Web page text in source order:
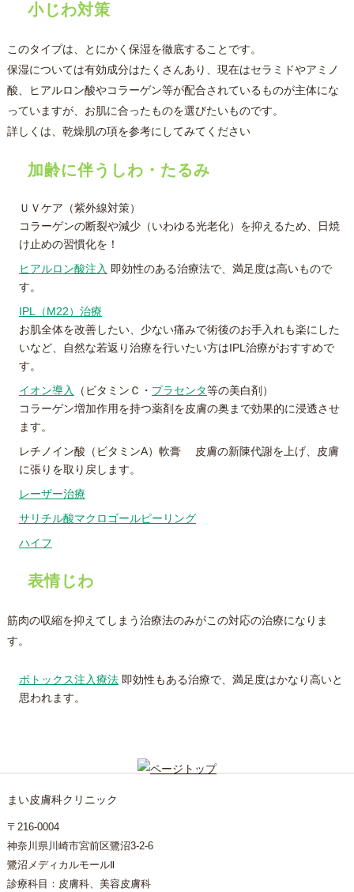
小じわ対策
このタイプは、とにかく保湿を徹底することです。
保湿については有効成分はたくさんあり、現在はセラミドやアミノ
酸、ヒアルロン酸やコラーゲン等が配合されているものが主体にな
っていますが、お肌に合ったものを選びたいものです。
詳しくは、乾燥肌の項を参考にしてみてください
加齢に伴うしわ・たるみ
ＵＶケア（紫外線対策）
コラーゲンの断裂や減少（いわゆる光老化）を抑えるため、日焼
け止めの習慣化を！
ヒアルロン酸注入 即効性のある治療法で、満足度は高いもので
す。
IPL（M22）治療
お肌全体を改善したい、少ない痛みで術後のお手入れも楽にした
いなど、自然な若返り治療を行いたい方はIPL治療がおすすめで
す。
イオン導入
（ビタミンＣ・ プラセンタ等の美白剤）
コラーゲン増加作用を持つ薬剤を皮膚の奥まで効果的に浸透させ
ます。
レチノイン酸（ビタミンA）軟膏 皮膚の新陳代謝を上げ、皮膚
に張りを取り戻します。
レーザー治療
サリチル酸マクロゴールピーリング
ハイフ
表情じわ
筋肉の収縮を抑えてしまう治療法のみがこの対応の治療になりま
す。
ボトックス注入療法即効性もある治療で、満足度はかなり高いと
思われます。
まい皮膚科クリニック
〒216-0004
神奈川県川崎市宮前区鷺沼3-2-6
鷺沼メディカルモールⅡ
診療科目：皮膚科、美容皮膚科